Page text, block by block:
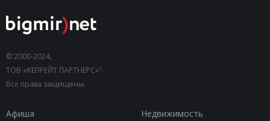
© 2000-2024,
ТОВ «КЕПРЕЙТ ПАРТНЕРС»".
Все права защищены.
Афиша
Недвижимость